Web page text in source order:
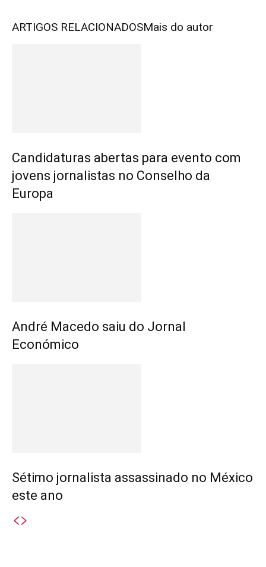
ARTIGOS RELACIONADOSMais do autor
Candidaturas abertas para evento com
jovens jornalistas no Conselho da
Europa
André Macedo saiu do Jornal
Económico
Sétimo jornalista assassinado no México
este ano